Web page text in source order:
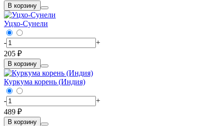
В корзину
Уцхо-Сунели
-
+
205 ₽
В корзину
Куркума корень (Индия)
-
+
489 ₽
В корзину